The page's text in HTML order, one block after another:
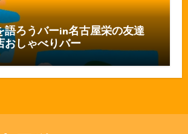
語ろうバーin名古屋栄の友達
おしゃべりバー